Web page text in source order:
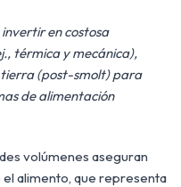
en costosa
térmica y mecánica),
tierra (post-smolt) para
de alimentación
volúmenes aseguran
alimento, que representa